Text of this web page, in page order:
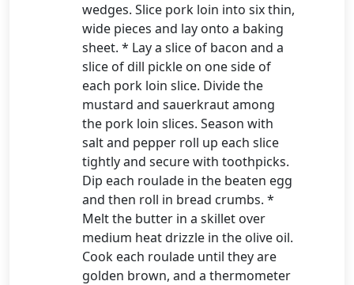
wedges. Slice pork loin into six thin,
wide pieces and lay onto a baking
sheet. * Lay a slice of bacon and a
slice of dill pickle on one side of
each pork loin slice. Divide the
mustard and sauerkraut among
the pork loin slices. Season with
salt and pepper roll up each slice
tightly and secure with toothpicks.
Dip each roulade in the beaten egg
and then roll in bread crumbs. *
Melt the butter in a skillet over
medium heat drizzle in the olive oil.
Cook each roulade until they are
golden brown, and a thermometer